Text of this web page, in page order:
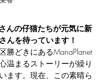
んの仔猫たちが元気に新
んを待っています！
勝どきにあるManaPlanet
温まるストーリーが繰り
ます。現在、この素晴ら